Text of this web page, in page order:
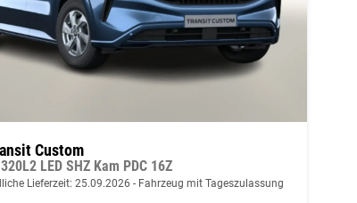
Custom
LED SHZ Kam PDC 16Z
Lieferzeit: 25.09.2026 Fahrzeug mit Tageszulassung